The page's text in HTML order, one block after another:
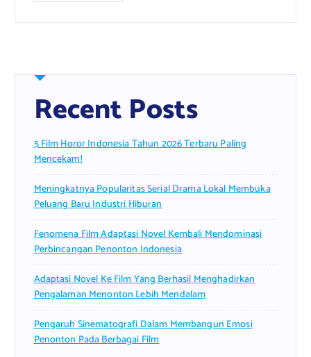
Recent Posts
5 Film Horor Indonesia Tahun 2026 Terbaru Paling
Mencekam!
Meningkatnya Popularitas Serial Drama Lokal Membuka
Peluang Baru Industri Hiburan
Fenomena Film Adaptasi Novel Kembali Mendominasi
Perbincangan Penonton Indonesia
Adaptasi Novel Ke Film Yang Berhasil Menghadirkan
Pengalaman Menonton Lebih Mendalam
Pengaruh Sinematografi Dalam Membangun Emosi
Penonton Pada Berbagai Film